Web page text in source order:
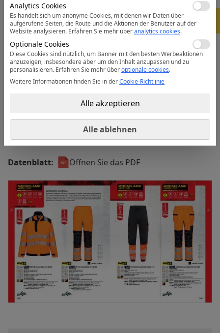
• Verstellbarer Saum für alle Beinlängen
• Seitlicher elastischer Bund für höchsten
Tragekomfort
• oben offene Kniepolstertaschen für schnelle und
einfache Handhabung
• Cargotaschen am Bein für einfachen Zugriff
• 2 aufgesetzte Gesäßtaschen
• Reflexbiesen für gute Sichtbarkeit
Bewegungsbereichen bieten hervorragenden Komfort
und Flexibilität
Datenblatt: Öffnen Sie das PDF
Analytics Cookies
Es handelt sich um anonyme Cookies, mit denen wir Daten über
aufgerufene Seiten, die Route und die Aktionen der Benutzer auf der
Website analysieren. Erfahren Sie mehr überanalytics cookies.
Optionale Cookies
Diese Cookies sind nützlich, um Banner mit den besten Werbeaktionen
anzuzeigen, insbesondere aber um den Inhalt anzupassen und zu
personalisieren. Erfahren Sie mehr überoptionale cookies.
Weitere Informationen finden Sie in derCookie-Richtlinie
Alle ablehnen
Alle akzeptieren